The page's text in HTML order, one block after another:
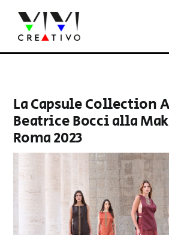
contenuto
La Capsule Collection
Beatrice Bocci alla
Roma 2023